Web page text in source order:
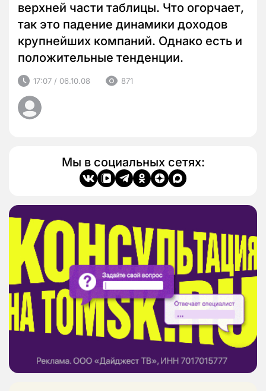
верхней части таблицы. Что огорчает,
так это падение динамики доходов
крупнейших компаний. Однако есть и
положительные тенденции.
17:07 / 06.10.08 871
Мы в социальных сетях: